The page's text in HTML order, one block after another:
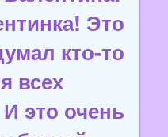
Это
кто-то
всех
это очень